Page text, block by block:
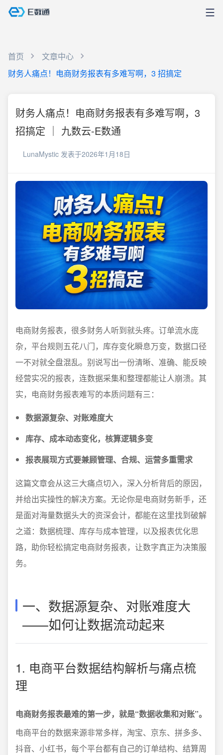
首页
文章中心
财务人痛点！电商财务报表有多难写啊，3 招搞定
财务人痛点！电商财务报表有多难写啊，3
招搞定 ｜ 九数云-E数通
LunaMystic 发表于2026年1月18日
电商财务报表，很多财务人听到就头疼。订单流水庞
杂，平台规则五花八门，库存变化瞬息万变，数据口径
一不对就全盘混乱。别说写出一份清晰、准确、能反映
经营实况的报表，连数据采集和整理都能让人崩溃。其
实，电商财务报表难写的本质问题有三：
数据源复杂、对账难度大
库存、成本动态变化，核算逻辑多变
报表展现方式要兼顾管理、合规、运营多重需求
这篇文章会从这三大痛点切入，深入分析背后的原因，
并给出实操性的解决方案。无论你是电商财务新手，还
是面对海量数据头大的资深会计，都能在这里找到破解
之道：数据梳理、库存与成本管理，以及报表优化思
路，助你轻松搞定电商财务报表，让数字真正为决策服
务。
一、数据源复杂、对账难度大
——如何让数据流动起来
1. 电商平台数据结构解析与痛点梳
理
电商财务报表最难的第一步，就是“数据收集和对账”。
电商平台的数据来源非常多样，淘宝、京东、拼多多、
抖音、小红书，每个平台都有自己的订单结构、结算周